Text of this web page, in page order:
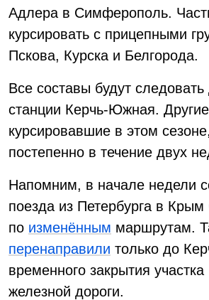
Адлера в Симферополь.
курсировать с прицепными
Пскова, Курска и Белгорода.
Все составы будут следовать
станции Керчь-Южная.
курсировавшие в этом
постепенно в течение двух
Напомним, в начале недели
поезда из Петербурга в Крым
по изменённым маршрутам.
перенаправили только до
временного закрытия
железной дороги.